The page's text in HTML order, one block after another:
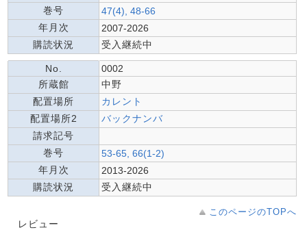
巻号
47(4), 48-66
年月次
2007-2026
購読状況
受入継続中
No.
0002
所蔵館
中野
配置場所
カレント
配置場所2
バックナンバ
請求記号
巻号
53-65, 66(1-2)
年月次
2013-2026
購読状況
受入継続中
このページのTOPへ
レビュー